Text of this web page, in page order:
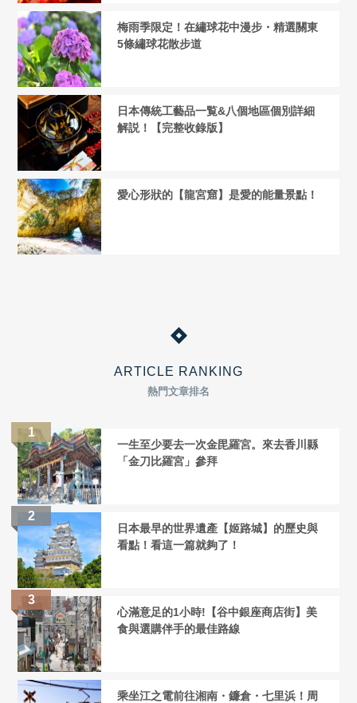
梅雨季限定！在繡球花中漫步・精選關東
5條繡球花散步道
日本傳統工藝品一覧&八個地區個別詳細
解説！【完整收錄版】
愛心形狀的【龍宮窟】是愛的能量景點！
ARTICLE RANKING
熱門文章排名
一生至少要去一次金毘羅宮。來去香川縣
「金刀比羅宮」參拜
日本最早的世界遺產【姬路城】的歷史與
看點！看這一篇就夠了！
心滿意足的1小時!【谷中銀座商店街】美
食與選購伴手的最佳路線
乘坐江之電前往湘南・鐮倉・七里浜！周